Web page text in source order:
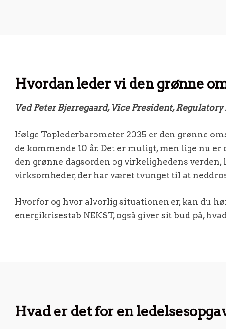
Hvordan leder vi den grønne
Ved Peter Bjerregaard, Vice President,
Ifølge Toplederbarometer 2035 er den grønne
de kommende 10 år. Det er muligt, men lige nu
den grønne dagsorden og virkelighedens verden,
virksomheder, der har været tvunget til at
Hvorfor og hvor alvorlig situationen er, kan du
energikrisestab NEKST, også giver sit bud på,
Hvad er det for en